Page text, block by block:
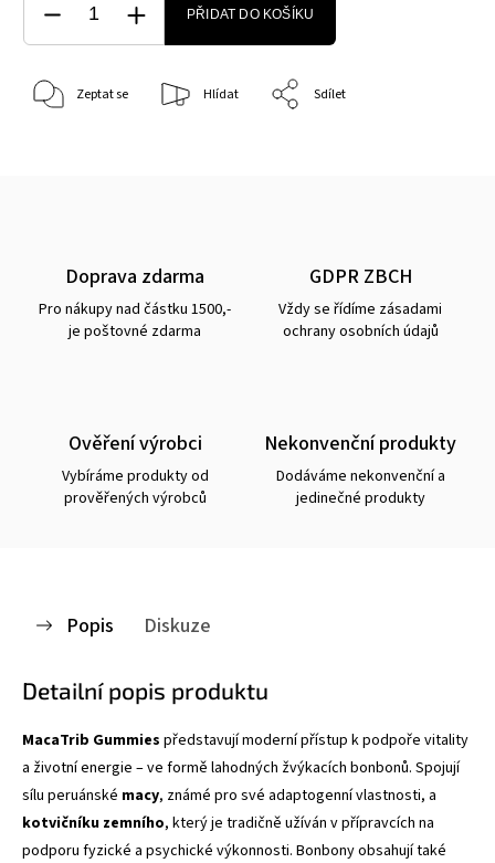
PŘIDAT DO KOŠÍKU
Zeptat se Hlídat Sdílet
Doprava zdarma
Pro nákupy nad částku 1500,-
je poštovné zdarma
GDPR ZBCH
Vždy se řídíme zásadami
ochrany osobních údajů
Ověření výrobci
Vybíráme produkty od
prověřených výrobců
Nekonvenční produkty
Dodáváme nekonvenční a
jedinečné produkty
Popis Diskuze
Detailní popis produktu
MacaTrib Gummies představují moderní přístup k podpoře vitality
a životní energie – ve formě lahodných žvýkacích bonbonů. Spojují
sílu peruánské macy, známé pro své adaptogenní vlastnosti, a
kotvičníku zemního, který je tradičně užíván v přípravcích na
podporu fyzické a psychické výkonnosti. Bonbony obsahují také